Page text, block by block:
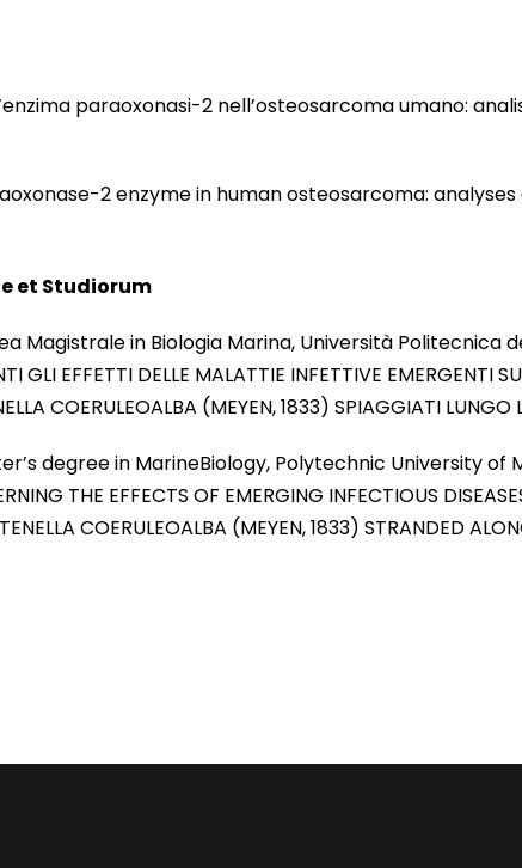
paraoxonasi-2 nell’osteosarcoma umano:
2 enzyme in human osteosarcoma:
et Studiorum
Magistrale in Biologia Marina, Università Politecnica
GLI EFFETTI DELLE MALATTIE INFETTIVE EMERGENTI
COERULEOALBA (MEYEN, 1833) SPIAGGIATI
degree in MarineBiology, Polytechnic University of
THE EFFECTS OF EMERGING INFECTIOUS
COERULEOALBA (MEYEN, 1833) STRANDED